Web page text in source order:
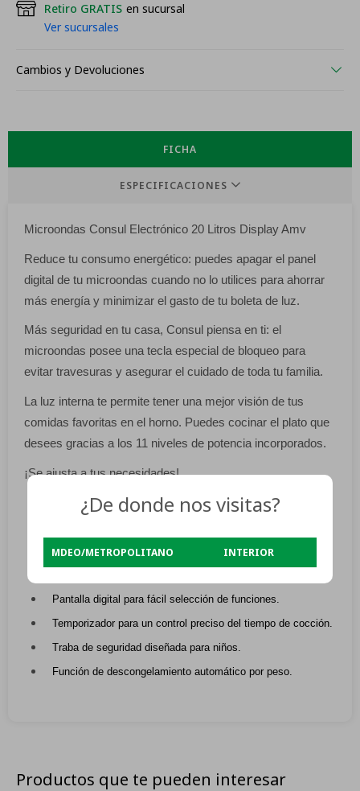
Retiro GRATIS en sucursal
Ver sucursales
Cambios y Devoluciones
FICHA
ESPECIFICACIONES
Microondas Consul Electrónico 20 Litros Display Amv
Reduce tu consumo energético: puedes apagar el panel
digital de tu microondas cuando no lo utilices para ahorrar
más energía y minimizar el gasto de tu boleta de luz.
Más seguridad en tu casa, Consul piensa en ti: el
microondas posee una tecla especial de bloqueo para
evitar travesuras y asegurar el cuidado de toda tu familia.
La luz interna te permite tener una mejor visión de tus
comidas favoritas en el horno. Puedes cocinar el plato que
desees gracias a los 11 niveles de potencia incorporados.
¡Se ajusta a tus necesidades!
Voltaje: 220V.
ajustables.
Pantalla digital para fácil selección de funciones.
Temporizador para un control preciso del tiempo de cocción.
Traba de seguridad diseñada para niños.
Función de descongelamiento automático por peso.
Productos que te pueden interesar
¿De donde nos visitas?
MDEO/METROPOLITANO INTERIOR